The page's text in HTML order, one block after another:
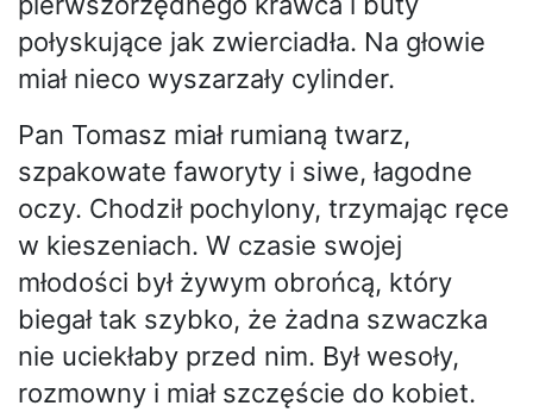
połyskujące jak zwierciadła. Na głowie
miał nieco wyszarzały cylinder.
Pan Tomasz miał rumianą twarz,
szpakowate faworyty i siwe, łagodne
oczy. Chodził pochylony, trzymając ręce
w kieszeniach. W czasie swojej
młodości był żywym obrońcą, który
biegał tak szybko, że żadna szwaczka
nie uciekłaby przed nim. Był wesoły,
rozmowny i miał szczęście do kobiet.